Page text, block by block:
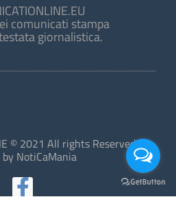
comunicati stampa
giornalistica.
© 2021 All rights Reserved.
by NotiCaMania